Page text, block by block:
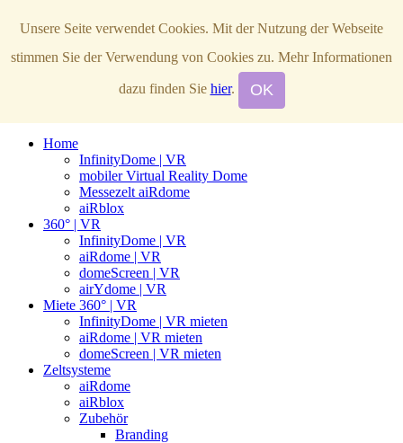
aiRstructures.de
Home
InfinityDome | VR
mobiler Virtual Reality Dome
Messezelt aiRdome
aiRblox
360° | VR
InfinityDome | VR
aiRdome | VR
domeScreen | VR
airYdome | VR
Miete 360° | VR
InfinityDome | VR mieten
aiRdome | VR mieten
domeScreen | VR mieten
Zeltsysteme
aiRdome
aiRblox
Zubehör
Branding
Unsere Seite verwendet Cookies. Mit der Nutzung der Webseite
stimmen Sie der Verwendung von Cookies zu. Mehr Informationen
dazu finden Sie hier. OK